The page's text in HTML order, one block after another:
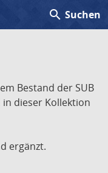
search Suchen
Bestand der SUB
dieser Kollektion
ergänzt.